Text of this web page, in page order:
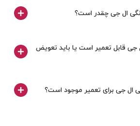
ال جی چقدر است؟
جی قابل تعمیر است یا باید تعویض
ال جی برای تعمیر موجود است؟